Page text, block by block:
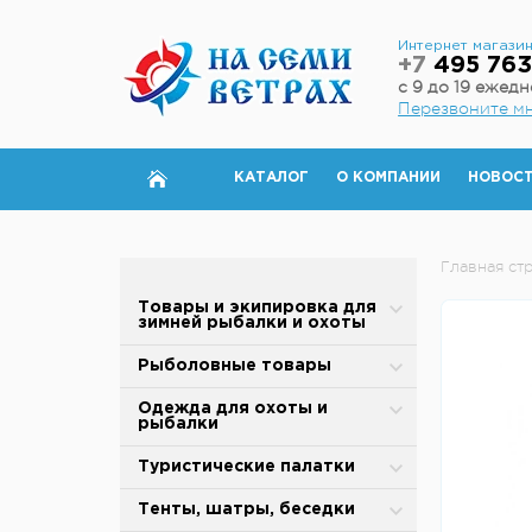
Интернет магазин
+7 495
с 9 до 19
Перезвоните
КАТАЛОГ О КОМПАНИИ
Товары и экипировка для
зимней рыбалки и охоты
Палатки для зимней рыбалки
Полы для зимней палатки
Рыболовные товары
Блесны
карабины
Одежда для охоты и
рыбалки
Зимняя одежда
Защита от дождя и ветра
Туристические палатки
Alpika
Тенты, шатры, беседки
Главная